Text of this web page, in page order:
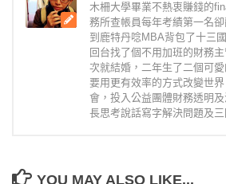
木柵大學畢業不熱衷賺錢的
務所查帳員每年考績第一名
到鹿特丹唸MBA背包了十三
回台找了個不用加班的財務
次就結婚，二年生了二個可
要用更有效率的方式改變世
會，投入公益團體財務透明
長思考說話寫字解決問題及三
YOU MAY ALSO LIKE...